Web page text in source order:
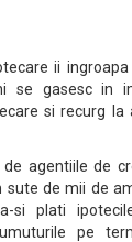
ii
se gasesc in
si recurg la
agentiile de
sute de mii de
si plati
pe